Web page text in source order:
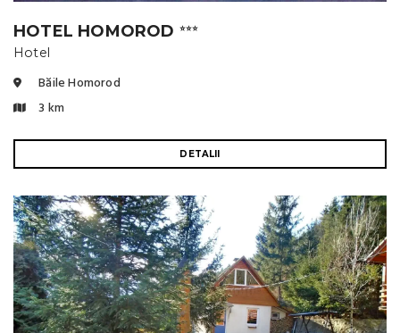
HOTEL HOMOROD ⭐⭐⭐
Hotel
Băile Homorod
3 km
DETALII